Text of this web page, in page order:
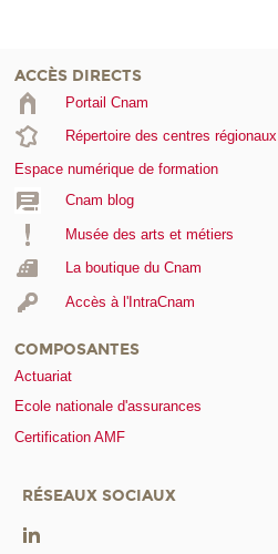
ACCÈS DIRECTS
Portail Cnam
Répertoire des centres régionaux
Espace numérique de formation
Cnam blog
Musée des arts et métiers
La boutique du Cnam
Accès à l'IntraCnam
COMPOSANTES
Actuariat
Ecole nationale d'assurances
Certification AMF
RÉSEAUX SOCIAUX